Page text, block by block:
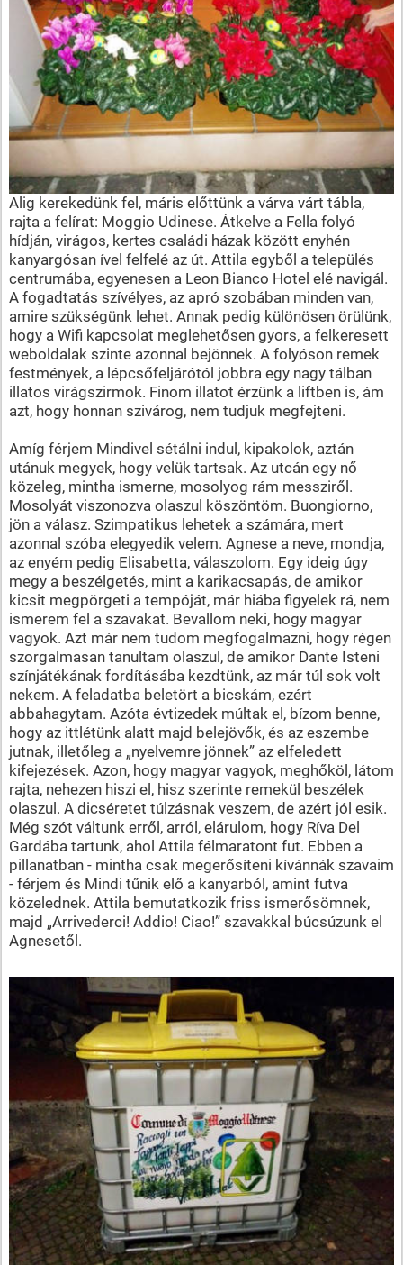
Alig kerekedünk fel, máris előttünk a várva várt tábla,
rajta a felírat: Moggio Udinese. Átkelve a Fella folyó
hídján, virágos, kertes családi házak között enyhén
kanyargósan ível felfelé az út. Attila egyből a település
centrumába, egyenesen a Leon Bianco Hotel elé navigál.
A fogadtatás szívélyes, az apró szobában minden van,
amire szükségünk lehet. Annak pedig különösen örülünk,
hogy a Wifi kapcsolat meglehetősen gyors, a felkeresett
weboldalak szinte azonnal bejönnek. A folyóson remek
festmények, a lépcsőfeljárótól jobbra egy nagy tálban
illatos virágszirmok. Finom illatot érzünk a liftben is, ám
azt, hogy honnan szivárog, nem tudjuk megfejteni.
Amíg férjem Mindivel sétálni indul, kipakolok, aztán
utánuk megyek, hogy velük tartsak. Az utcán egy nő
közeleg, mintha ismerne, mosolyog rám messziről.
Mosolyát viszonozva olaszul köszöntöm. Buongiorno,
jön a válasz. Szimpatikus lehetek a számára, mert
azonnal szóba elegyedik velem. Agnese a neve, mondja,
az enyém pedig Elisabetta, válaszolom. Egy ideig úgy
megy a beszélgetés, mint a karikacsapás, de amikor
kicsit megpörgeti a tempóját, már hiába figyelek rá, nem
ismerem fel a szavakat. Bevallom neki, hogy magyar
vagyok. Azt már nem tudom megfogalmazni, hogy régen
szorgalmasan tanultam olaszul, de amikor Dante Isteni
színjátékának fordításába kezdtünk, az már túl sok volt
nekem. A feladatba beletört a bicskám, ezért
abbahagytam. Azóta évtizedek múltak el, bízom benne,
hogy az ittlétünk alatt majd belejövők, és az eszembe
jutnak, illetőleg a „nyelvemre jönnek” az elfeledett
kifejezések. Azon, hogy magyar vagyok, meghőköl, látom
rajta, nehezen hiszi el, hisz szerinte remekül beszélek
olaszul. A dicséretet túlzásnak veszem, de azért jól esik.
Még szót váltunk erről, arról, elárulom, hogy Ríva Del
Gardába tartunk, ahol Attila félmaratont fut. Ebben a
pillanatban - mintha csak megerősíteni kívánnák szavaim
- férjem és Mindi tűnik elő a kanyarból, amint futva
közelednek. Attila bemutatkozik friss ismerősömnek,
majd „Arrivederci! Addio! Ciao!” szavakkal búcsúzunk el
Agnesetől.